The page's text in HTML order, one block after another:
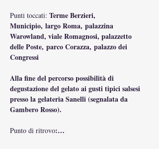
Punti toccati: Terme Berzieri,
Municipio, largo Roma, palazzina
Warowland, viale Romagnosi, palazzetto
delle Poste, parco Corazza, palazzo dei
Congressi
Alla fine del percorso possibilità di
degustazione del gelato ai gusti tipici salsesi
presso la gelateria Sanelli (segnalata da
Gambero Rosso).
Punto di ritrovo:…